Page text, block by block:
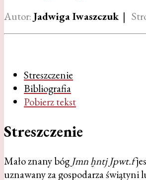
Autor: Jadwiga Iwaszczuk |
Streszczenie
Bibliografia
Pobierz tekst
Streszczenie
Mało znany bógJmn ḫntj Jpwt.f
uznawany za gospodarza świątyni